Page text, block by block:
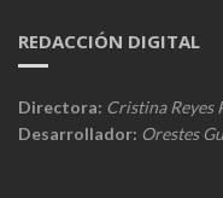
REDACCIÓN DIGITAL
Directora: Cristina Reyes
Desarrollador: Orestes